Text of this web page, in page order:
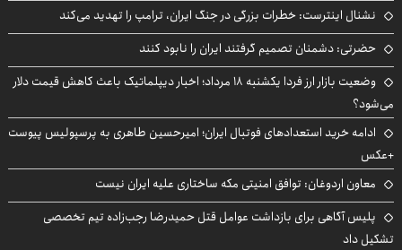
نشنال اینترست: خطرات بزرگی در جنگ ایران، ترامپ را تهدید می‌کند
حضرتی: دشمنان تصمیم گرفتند ایران را نابود کنند
وضعیت بازار ارز فردا یکشنبه ۱۸ مرداد؛ اخبار دیپلماتیک باعث کاهش قیمت دلار
می‌شود؟
ادامه خرید استعدادهای فوتبال ایران؛ امیرحسین طاهری به پرسپولیس پیوست
+عکس
معاون اردوغان: توافق امنیتی مکه ساختاری علیه ایران نیست
پلیس آگاهی برای بازداشت عوامل قتل حمیدرضا رجب‌زاده تیم تخصصی
تشکیل داد